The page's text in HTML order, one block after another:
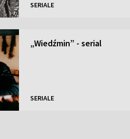
SERIALE
„Wiedźmin” - serial
SERIALE